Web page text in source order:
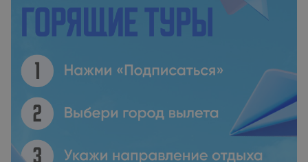
дополнительную плату в номерах предоставляется
проводной доступ в Интернет. В числе удобств курортного
спа-отеля Altafiumara круглосуточная стойка регистрации,
совещаний. Гости могут посетить оздоровительный и спа-
центр, крытый бассейн, гидромассажную ванну и сауну, а
также пройти различные массажные процедуры. В
курортном отеле подают блюда средиземноморской и
традиционной калабрийской кухни, приготовленные из
свежих продуктов и разнообразных пряных трав из
собственного сада отеля. Винный погреб отеля
насчитывает более 8 000 наименований марочных вин.